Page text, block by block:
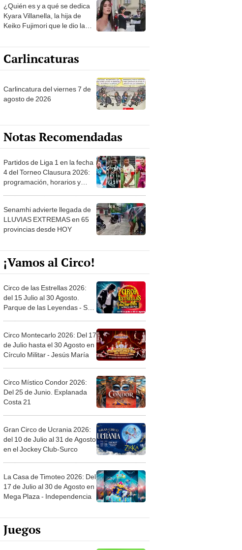
¿Quién es y a qué se dedica
Kyara Villanella, la hija de
Keiko Fujimori que le dio la
Carlincaturas
Carlincatura del viernes 7 de
agosto de 2026
Notas Recomendadas
Partidos de Liga 1 en la fecha
4 del Torneo Clausura 2026:
programación, horarios y
Senamhi advierte llegada de
LLUVIAS EXTREMAS en 65
provincias desde HOY
¡Vamos al Circo!
Circo de las Estrellas 2026:
del 15 Julio al 30 Agosto.
Parque de las Leyendas - San
Circo Montecarlo 2026: Del 17
de Julio hasta el 30 Agosto en
Círculo Militar - Jesús María
Circo Místico Condor 2026:
Del 25 de Junio. Explanada
Costa 21
Gran Circo de Ucrania 2026:
del 10 de Julio al 31 de Agosto
en el Jockey Club-Surco
La Casa de Timoteo 2026: Del
17 de Julio al 30 de Agosto en
Mega Plaza - Independencia
Juegos